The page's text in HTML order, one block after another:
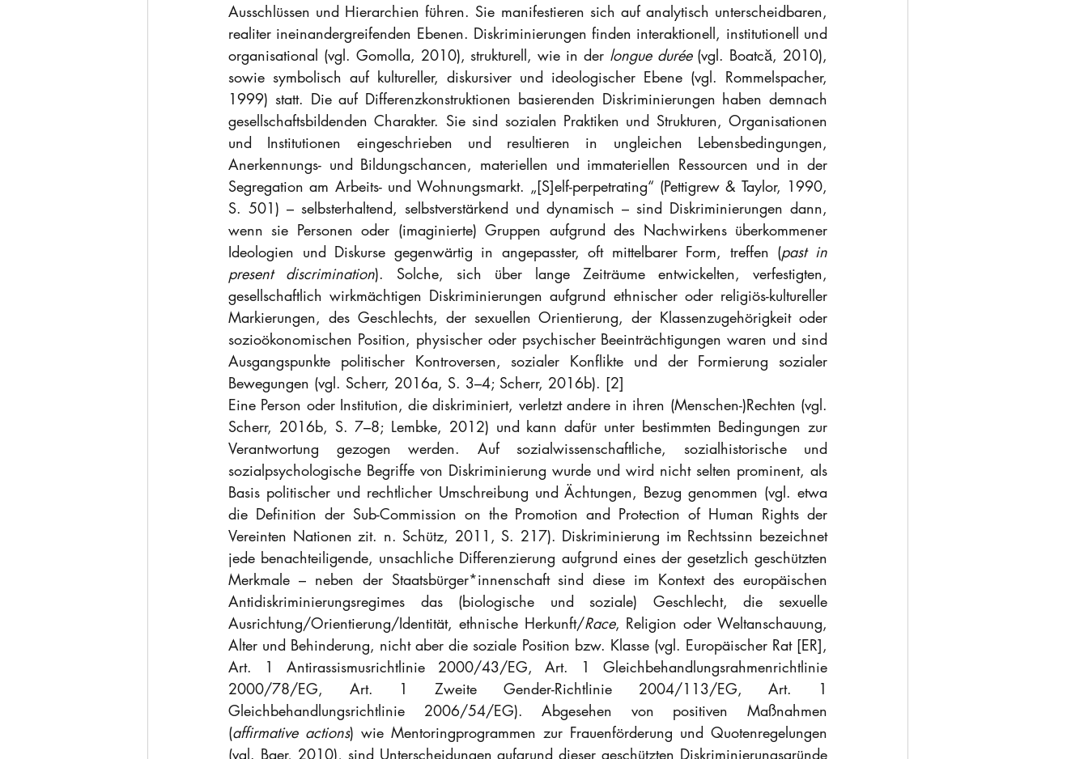
Ausschlüssen und Hierarchien führen. Sie manifestieren sich auf analytisch unterscheidbaren,
realiter ineinandergreifenden Ebenen. Diskriminierungen finden interaktionell, institutionell und
organisational (vgl. Gomolla, 2010), strukturell, wie in der longue durée (vgl. Boatcă, 2010),
sowie symbolisch auf kultureller, diskursiver und ideologischer Ebene (vgl. Rommelspacher,
1999) statt. Die auf Differenzkonstruktionen basierenden Diskriminierungen haben demnach
gesellschaftsbildenden Charakter. Sie sind sozialen Praktiken und Strukturen, Organisationen
und Institutionen eingeschrieben und resultieren in ungleichen Lebensbedingungen,
Anerkennungs- und Bildungschancen, materiellen und immateriellen Ressourcen und in der
Segregation am Arbeits- und Wohnungsmarkt. „[S]elf-perpetrating“ (Pettigrew & Taylor, 1990,
S. 501) – selbsterhaltend, selbstverstärkend und dynamisch – sind Diskriminierungen dann,
wenn sie Personen oder (imaginierte) Gruppen aufgrund des Nachwirkens überkommener
Ideologien und Diskurse gegenwärtig in angepasster, oft mittelbarer Form, treffen (past in
present discrimination). Solche, sich über lange Zeiträume entwickelten, verfestigten,
gesellschaftlich wirkmächtigen Diskriminierungen aufgrund ethnischer oder religiös-kultureller
Markierungen, des Geschlechts, der sexuellen Orientierung, der Klassenzugehörigkeit oder
sozioökonomischen Position, physischer oder psychischer Beeinträchtigungen waren und sind
Ausgangspunkte politischer Kontroversen, sozialer Konflikte und der Formierung sozialer
Bewegungen (vgl. Scherr, 2016a, S. 3–4; Scherr, 2016b). [2]
Eine Person oder Institution, die diskriminiert, verletzt andere in ihren (Menschen-)Rechten (vgl.
Scherr, 2016b, S. 7–8; Lembke, 2012) und kann dafür unter bestimmten Bedingungen zur
Verantwortung gezogen werden. Auf sozialwissenschaftliche, sozialhistorische und
sozialpsychologische Begriffe von Diskriminierung wurde und wird nicht selten prominent, als
Basis politischer und rechtlicher Umschreibung und Ächtungen, Bezug genommen (vgl. etwa
die Definition der Sub-Commission on the Promotion and Protection of Human Rights der
Vereinten Nationen zit. n. Schütz, 2011, S. 217). Diskriminierung im Rechtssinn bezeichnet
jede benachteiligende, unsachliche Differenzierung aufgrund eines der gesetzlich geschützten
Merkmale – neben der Staatsbürger*innenschaft sind diese im Kontext des europäischen
Antidiskriminierungsregimes das (biologische und soziale) Geschlecht, die sexuelle
Ausrichtung/Orientierung/Identität, ethnische Herkunft/Race, Religion oder Weltanschauung,
Alter und Behinderung, nicht aber die soziale Position bzw. Klasse (vgl. Europäischer Rat [ER],
Art. 1 Antirassismusrichtlinie 2000/43/EG, Art. 1 Gleichbehandlungsrahmenrichtlinie
2000/78/EG, Art. 1 Zweite Gender-Richtlinie 2004/113/EG, Art. 1
Gleichbehandlungsrichtlinie 2006/54/EG). Abgesehen von positiven Maßnahmen
(affirmative actions) wie Mentoringprogrammen zur Frauenförderung und Quotenregelungen
(vgl. Baer, 2010), sind Unterscheidungen aufgrund dieser geschützten Diskriminierungsgründe